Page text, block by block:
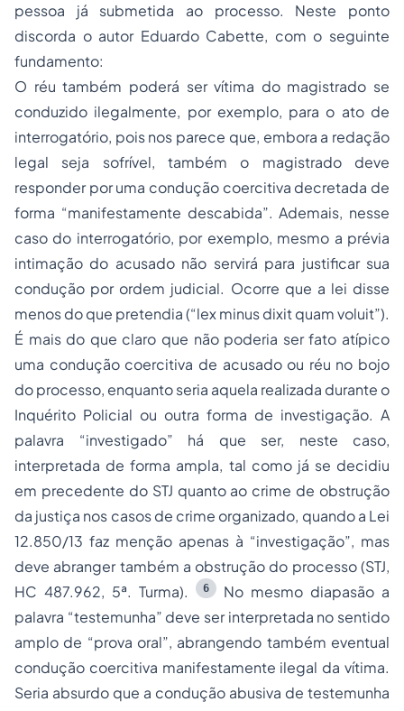
pessoa já submetida ao processo. Neste ponto
discorda o autor Eduardo Cabette, com o seguinte
fundamento:
O réu também poderá ser vítima do magistrado se
conduzido ilegalmente, por exemplo, para o ato de
interrogatório, pois nos parece que, embora a redação
legal seja sofrível, também o magistrado deve
responder por uma condução coercitiva decretada de
forma “manifestamente descabida”. Ademais, nesse
caso do interrogatório, por exemplo, mesmo a prévia
intimação do acusado não servirá para justificar sua
condução por ordem judicial. Ocorre que a lei disse
menos do que pretendia (“lex minus dixit quam voluit”).
É mais do que claro que não poderia ser fato atípico
uma condução coercitiva de acusado ou réu no bojo
do processo, enquanto seria aquela realizada durante o
Inquérito Policial ou outra forma de investigação. A
palavra “investigado” há que ser, neste caso,
interpretada de forma ampla, tal como já se decidiu
em precedente do STJ quanto ao crime de obstrução
da justiça nos casos de crime organizado, quando a Lei
12.850/13 faz menção apenas à “investigação”, mas
deve abranger também a obstrução do processo (STJ,
HC 487.962, 5ª. Turma).
6
No mesmo diapasão a
palavra “testemunha” deve ser interpretada no sentido
amplo de “prova oral”, abrangendo também eventual
condução coercitiva manifestamente ilegal da vítima.
Seria absurdo que a condução abusiva de testemunha